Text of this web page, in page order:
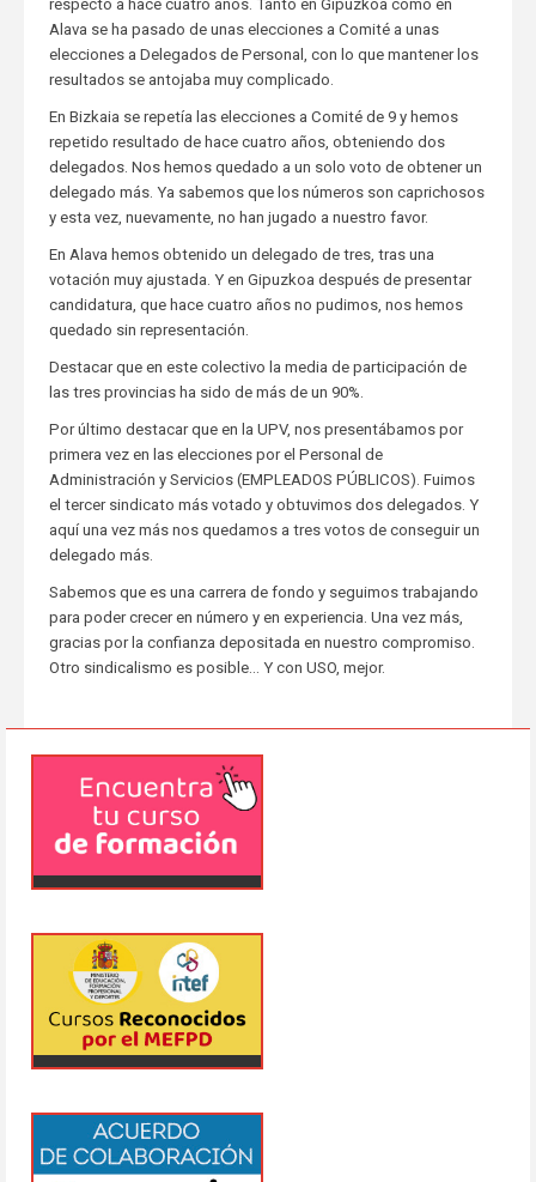
respecto a hace cuatro años. Tanto en Gipuzkoa como en
Alava se ha pasado de unas elecciones a Comité a unas
elecciones a Delegados de Personal, con lo que mantener los
resultados se antojaba muy complicado.
En Bizkaia se repetía las elecciones a Comité de 9 y hemos
repetido resultado de hace cuatro años, obteniendo dos
delegados. Nos hemos quedado a un solo voto de obtener un
delegado más. Ya sabemos que los números son caprichosos
y esta vez, nuevamente, no han jugado a nuestro favor.
En Alava hemos obtenido un delegado de tres, tras una
votación muy ajustada. Y en Gipuzkoa después de presentar
candidatura, que hace cuatro años no pudimos, nos hemos
quedado sin representación.
Destacar que en este colectivo la media de participación de
las tres provincias ha sido de más de un 90%.
Por último destacar que en la UPV, nos presentábamos por
primera vez en las elecciones por el Personal de
Administración y Servicios (EMPLEADOS PÚBLICOS). Fuimos
el tercer sindicato más votado y obtuvimos dos delegados. Y
aquí una vez más nos quedamos a tres votos de conseguir un
delegado más.
Sabemos que es una carrera de fondo y seguimos trabajando
para poder crecer en número y en experiencia. Una vez más,
gracias por la confianza depositada en nuestro compromiso.
Otro sindicalismo es posible… Y con USO, mejor.